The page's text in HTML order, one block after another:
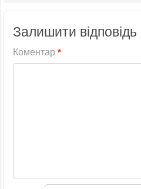
Залишити відповідь
Коментар *